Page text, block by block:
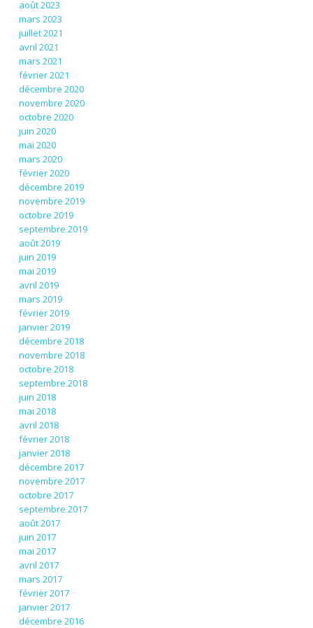
août 2023
mars 2023
juillet 2021
avril 2021
mars 2021
février 2021
décembre 2020
novembre 2020
octobre 2020
juin 2020
mai 2020
mars 2020
février 2020
décembre 2019
novembre 2019
octobre 2019
septembre 2019
août 2019
juin 2019
mai 2019
avril 2019
mars 2019
février 2019
janvier 2019
décembre 2018
novembre 2018
octobre 2018
septembre 2018
juin 2018
mai 2018
avril 2018
février 2018
janvier 2018
décembre 2017
novembre 2017
octobre 2017
septembre 2017
août 2017
juin 2017
mai 2017
avril 2017
mars 2017
février 2017
janvier 2017
décembre 2016